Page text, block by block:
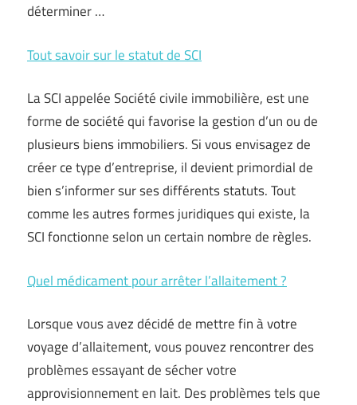
déterminer …
Tout savoir sur le statut de SCI
La SCI appelée Société civile immobilière, est une
forme de société qui favorise la gestion d’un ou de
plusieurs biens immobiliers. Si vous envisagez de
créer ce type d’entreprise, il devient primordial de
bien s’informer sur ses différents statuts. Tout
comme les autres formes juridiques qui existe, la
SCI fonctionne selon un certain nombre de règles.
Quel médicament pour arrêter l’allaitement ?
Lorsque vous avez décidé de mettre fin à votre
voyage d’allaitement, vous pouvez rencontrer des
problèmes essayant de sécher votre
approvisionnement en lait. Des problèmes tels que